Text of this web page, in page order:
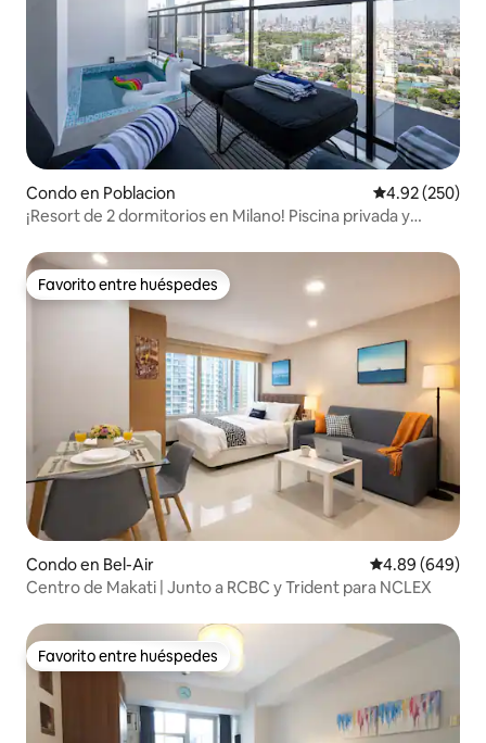
Condo en Poblacion Calificación
4.92 (250)
¡Resort de 2 dormitorios en Milano! Piscina privada y
Favorito entre huéspedes
Favorito entre huéspedes
Condo en Bel-Air Calificación
4.89 (649)
Centro de Makati | Junto a RCBC y Trident para NCLEX
Favorito entre huéspedes
Favorito entre huéspedes